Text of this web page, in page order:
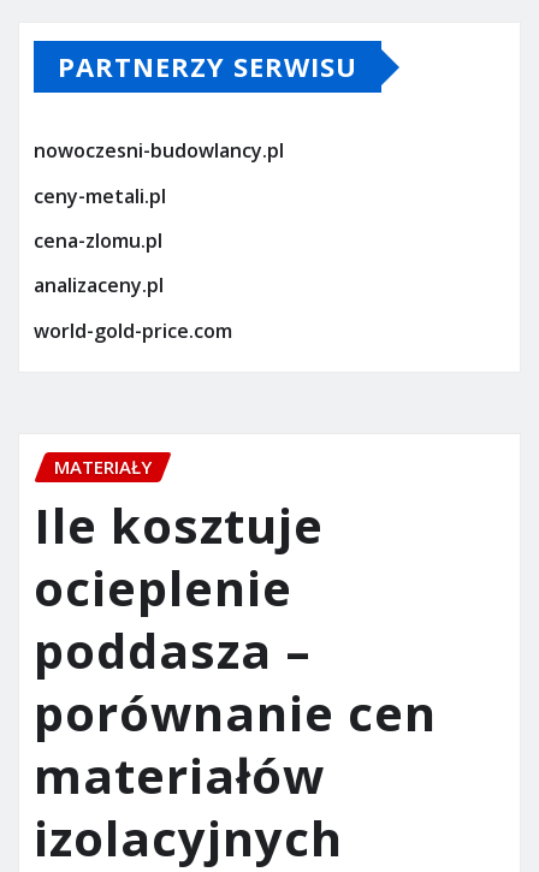
PARTNERZY SERWISU
nowoczesni-budowlancy.pl
ceny-metali.pl
cena-zlomu.pl
analizaceny.pl
world-gold-price.com
MATERIAŁY
Ile kosztuje
ocieplenie
poddasza –
porównanie cen
materiałów
izolacyjnych